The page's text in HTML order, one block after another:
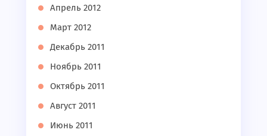
Апрель 2012
Март 2012
Декабрь 2011
Ноябрь 2011
Октябрь 2011
Август 2011
Июнь 2011